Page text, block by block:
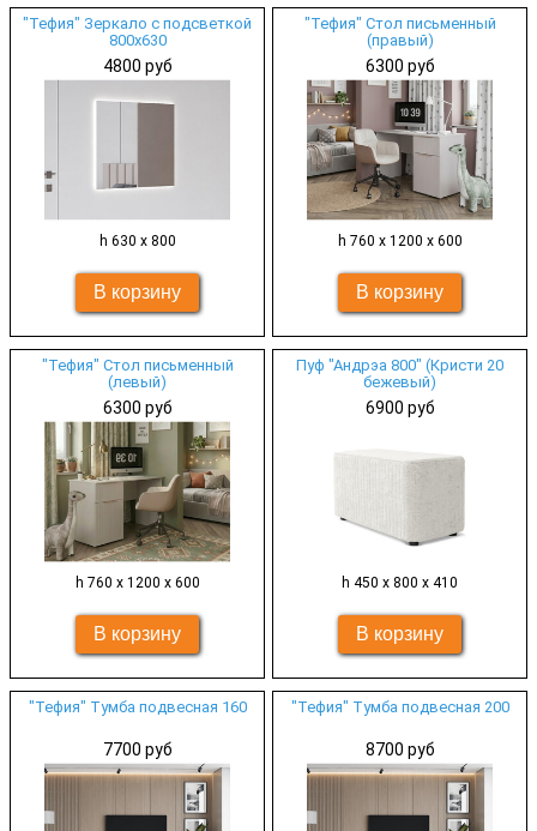
"Тефия" Зеркало с подсветкой
800х630
4800 руб
h 630 х 800
"Тефия" Стол письменный
(правый)
6300 руб
h 760 х 1200 х 600
"Тефия" Стол письменный
(левый)
6300 руб
h 760 х 1200 х 600
Пуф "Андрэа 800" (Кристи 20
бежевый)
6900 руб
h 450 х 800 х 410
"Тефия" Тумба подвесная 160
7700 руб
"Тефия" Тумба подвесная 200
8700 руб